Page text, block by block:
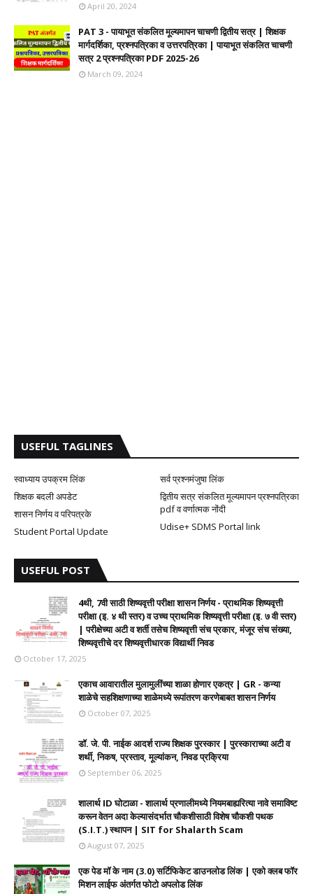
April 20, 2024
PAT 3 - पायाभूत संकलित मूल्यमापन चाचणी द्वितीय सत्र | शिक्षक
मार्गदर्शिका, प्रश्नपत्रिका व उत्तरपत्रिका | पायाभूत संकलित चाचणी
सत्र 2 प्रश्नपत्रिका PDF 2025-26
March 09, 2024
USEFUL TAGLINES
स्वाध्याय उपक्रम लिंक
सर्व प्रश्नमंजुषा लिंक
शिक्षक बदली अपडेट
द्वितीय सत्र संकलित मूल्यमापन प्रश्नपत्रिका
pdf व वर्णात्मक नोंदी
शासन निर्णय व परिपत्रके
Udise+ SDMS Portal link
Student Portal Update
USEFUL POST
4थी, 7वी साठी शिष्यवृत्ती परीक्षा शासन निर्णय - प्राथमिक शिष्यवृत्ती
परीक्षा (इ. ४ थी स्तर) व उच्च प्राथमिक शिष्यवृत्ती परीक्षा (इ. ७ वी स्तर)
| परीक्षेच्या अटी व शर्ती तसेच शिष्यवृत्ती संच प्रकार, मंजूर संच संख्या,
शिष्यवृत्तीचे दर शिष्यवृत्तीधारक विद्यार्थी निवड
October 17, 2025
एकाच आवारातील मुलामुलींच्या शाळा होणार एकत्र | GR - कन्या
शाळेचे सहशिक्षणाच्या शाळेमध्ये रूपांतरण करणेबाबत शासन निर्णय
October 07, 2025
डॉ. जे. पी. नाईक आदर्श राज्य शिक्षक पुरस्कार | पुरस्काराच्या अटी व
शर्थी, निकष, प्रस्ताव, मूल्यांकन, निवड प्रक्रिया
September 06, 2025
शालार्थ ID घोटाळा - शालार्थ प्रणालीमध्ये नियमबाह्यरित्या नावे समाविष्ट
करून वेतन अदा केल्यासंदर्भात चौकशीसाठी विशेष चौकशी पथक
(S.I.T.) स्थापन | SIT for Shalarth Scam
August 07, 2025
एक पेड मॉ के नाम (3.0) सर्टिफिकेट डाउनलोड लिंक | एको क्लब फॉर
मिशन लाईफ अंतर्गत फोटो अपलोड लिंक